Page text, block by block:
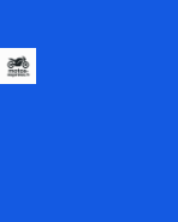
contenu